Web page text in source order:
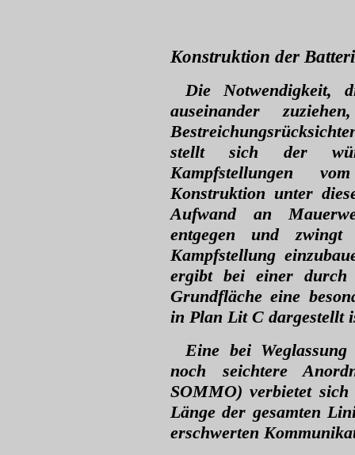
Konstruktion der
Die Notwendigkeit,
auseinander
stellt sich der
Kampfstellungen
Konstruktion unter
Aufwand an
entgegen und
Kampfstellung
ergibt bei einer durch
Grundfläche eine
in Plan Lit C dargestellt
Eine bei Weglassung
noch seichtere
SOMMO) verbietet
Länge der gesamten
erschwerten